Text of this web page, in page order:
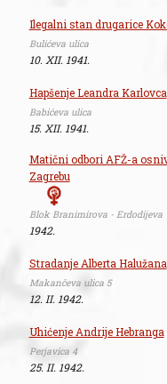
Ilegalni stan drugarice
Bulićeva ulica
10. XII. 1941.
Hapšenje Leandra Karlovca
Babićeva ulica
15. XII. 1941.
Matični odbori AFŽ-a
Zagrebu
Blok Branimirova - Erdodijeva
1942.
Stradanje Alberta Halužana
Makančeva ulica 5
12. II. 1942.
Uhićenje Andrije Hebranga
Perjavica 4
25. II. 1942.